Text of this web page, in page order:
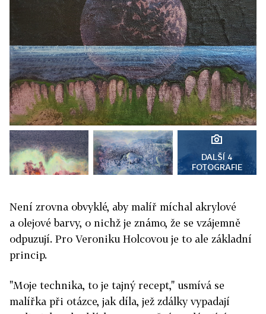
DALŠÍ 4
FOTOGRAFIE
Není zrovna obvyklé, aby malíř míchal akrylové
a olejové barvy, o nichž je známo, že se vzájemně
odpuzují. Pro Veroniku Holcovou je to ale základní
princip.
"Moje technika, to je tajný recept," usmívá se
malířka při otázce, jak díla, jež zdálky vypadají